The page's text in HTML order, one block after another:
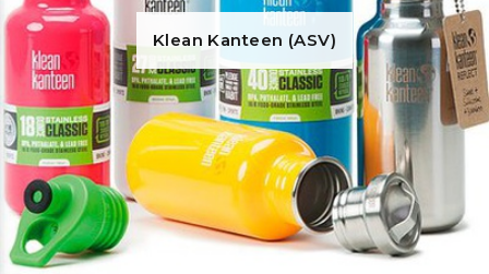
Klean Kanteen (ASV)